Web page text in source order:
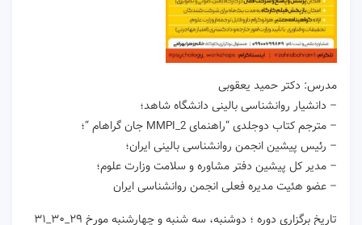
مدرس: دکتر حمید یعقوبی
– دانشیار روانشناسی بالینی دانشگاه شاهد؛
– مترجم کتاب دوجلدی “راهنمای MMPI_2 جان گراهام “؛
– رئیس پیشین انجمن روانشناسی بالینی ایران؛
– مدیر کل پیشین دفتر مشاوره و سلامت وزارت علوم؛
– عضو هئیت مدیره فعلی انجمن روانشناسی ایران
تاریخ برگزاری دوره ؛ دوشنبه، سه شنبه و چهارشنبه مورخ ۲۹_۳۰_۳۱